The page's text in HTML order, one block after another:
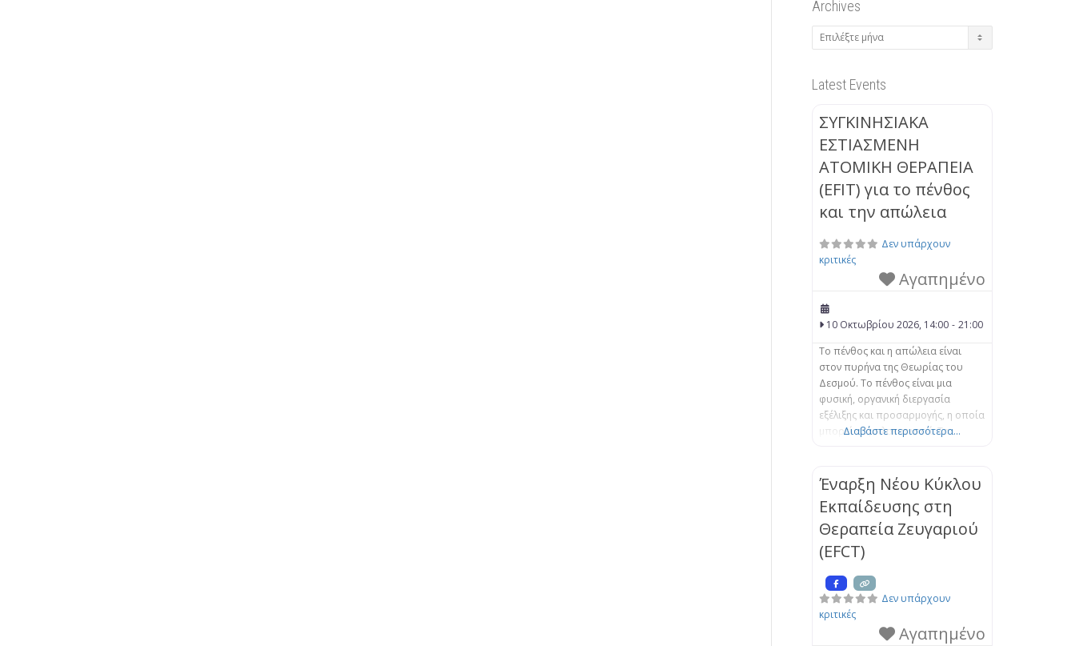
Archives
Archives
Latest Events
ΣΥΓΚΙΝΗΣΙΑΚΑ
ΕΣΤΙΑΣΜΕΝΗ
ΑΤΟΜΙΚΗ ΘΕΡΑΠΕΙΑ
(EFIT) για το πένθος
και την απώλεια
Δεν υπάρχουν
κριτικές
Αγαπημένο
10 Οκτωβρίου 2026, 14:00 - 21:00
Το πένθος και η απώλεια είναι
στον πυρήνα της Θεωρίας του
Δεσμού. Το πένθος είναι μια
φυσική, οργανική διεργασία
εξέλιξης και προσαρμογής, η οποία
μπορεί να μπλοκαριστεί. Τα
αφήνοντάς το αποσυνδεδεμένο
από τον εαυτό του και τους
άλλους, καθώς και συναισθηματικά
εγκλωβισμένο. Σε αυτό το
μονοήμερο σεμινάριο εξετάζεται ο
τρόπος με τον
Διαβάστε περισσότερα...
Έναρξη Νέου Κύκλου
Εκπαίδευσης στη
Θεραπεία Ζευγαριού
(EFCT)
Δεν υπάρχουν
κριτικές
Αγαπημένο